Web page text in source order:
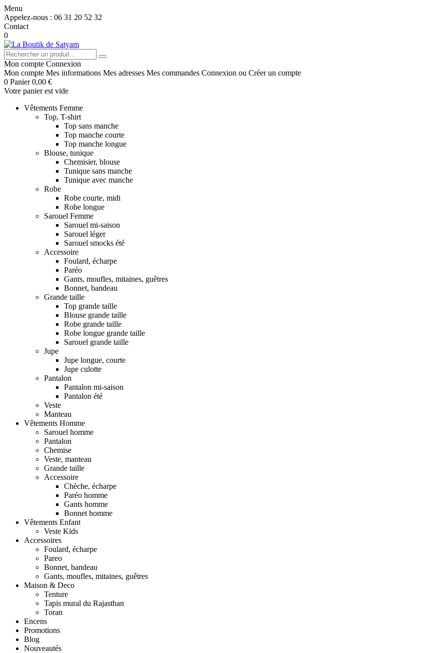
Menu
Appelez-nous : 06 31 20 52 32
Contact
0
Mon compte Connexion
Mon compte Mes informations Mes adresses Mes commandes Connexion ou Créer un compte
0 Panier 0,00 €
Votre panier est vide
Vêtements Femme
Top, T-shirt
Top sans manche
Top manche courte
Top manche longue
Blouse, tunique
Chemisier, blouse
Tunique sans manche
Tunique avec manche
Robe
Robe courte, midi
Robe longue
Sarouel Femme
Sarouel mi-saison
Sarouel léger
Sarouel smocks été
Accessoire
Foulard, écharpe
Paréo
Gants, moufles, mitaines, guêtres
Bonnet, bandeau
Grande taille
Top grande taille
Blouse grande taille
Robe grande taille
Robe longue grande taille
Sarouel grande taille
Jupe
Jupe longue, courte
Jupe culotte
Pantalon
Pantalon mi-saison
Pantalon été
Veste
Manteau
Vêtements Homme
Sarouel homme
Pantalon
Chemise
Veste, manteau
Grande taille
Accessoire
Chèche, écharpe
Paréo homme
Gants homme
Bonnet homme
Vêtements Enfant
Veste Kids
Accessoires
Foulard, écharpe
Pareo
Bonnet, bandeau
Gants, moufles, mitaines, guêtres
Maison & Deco
Tenture
Tapis mural du Rajasthan
Toran
Encens
Promotions
Blog
Nouveautés